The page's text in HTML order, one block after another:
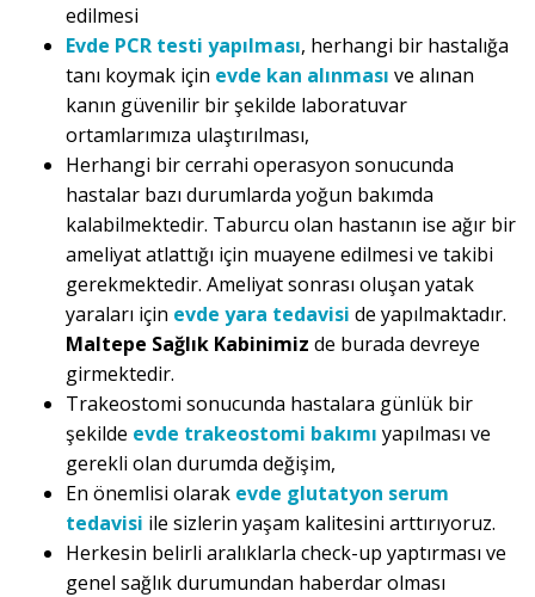
edilmesi
Evde PCR testi yapılması, herhangi bir hastalığa
tanı koymak için evde kan alınması ve alınan
kanın güvenilir bir şekilde laboratuvar
ortamlarımıza ulaştırılması,
Herhangi bir cerrahi operasyon sonucunda
hastalar bazı durumlarda yoğun bakımda
kalabilmektedir. Taburcu olan hastanın ise ağır bir
ameliyat atlattığı için muayene edilmesi ve takibi
gerekmektedir. Ameliyat sonrası oluşan yatak
yaraları için evde yara tedavisi de yapılmaktadır.
Maltepe Sağlık Kabinimiz de burada devreye
girmektedir.
Trakeostomi sonucunda hastalara günlük bir
şekilde evde trakeostomi bakımı yapılması ve
gerekli olan durumda değişim,
En önemlisi olarak evde glutatyon serum
tedavisi ile sizlerin yaşam kalitesini arttırıyoruz.
Herkesin belirli aralıklarla check-up yaptırması ve
genel sağlık durumundan haberdar olması